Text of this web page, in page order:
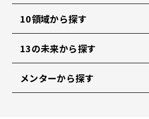
10領域から探す
13の未来から探す
メンターから探す